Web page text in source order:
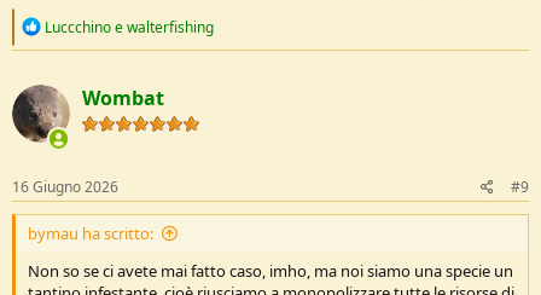
R
c
t
i
o
s
:
Luccchinoewalterfishing
Wombat
16 Giugno 2026 #9
bymau ha scritto:
Non so se ci avete mai fatto caso, imho, ma noi siamo una specie un